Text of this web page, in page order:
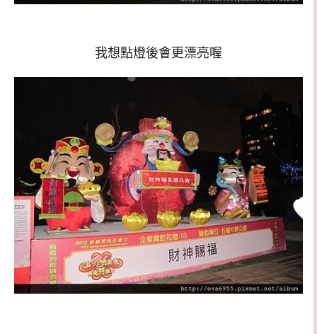
我想點燈後會更漂亮喔